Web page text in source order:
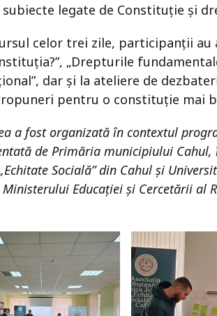
legate de Constituție și
celor trei zile, participanții au
„Drepturile
dar și la ateliere de
pentru o constituție mai
a fost organizată în contextul
de Primăria municipiului
Socială” din Cahul și
Educației și Cercetării al